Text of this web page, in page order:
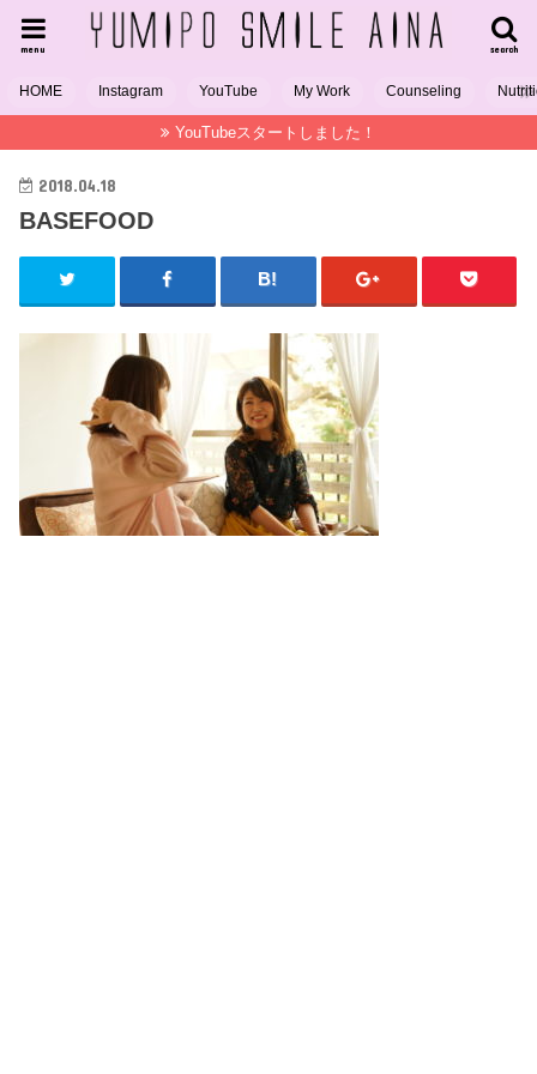
search
menu
HOME Instagram YouTube My Work Counseling
YouTubeスタートしました！
2018.04.18
BASEFOOD